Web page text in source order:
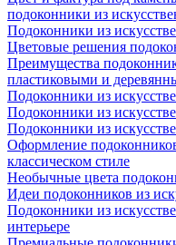
подоконники из
Подоконники из
Цветовые решения
Преимущества
пластиковыми и
Подоконники из
Подоконники из
Подоконники из
Оформление
классическом стиле
Необычные цвета
Идеи подоконников из
Подоконники из
интерьере